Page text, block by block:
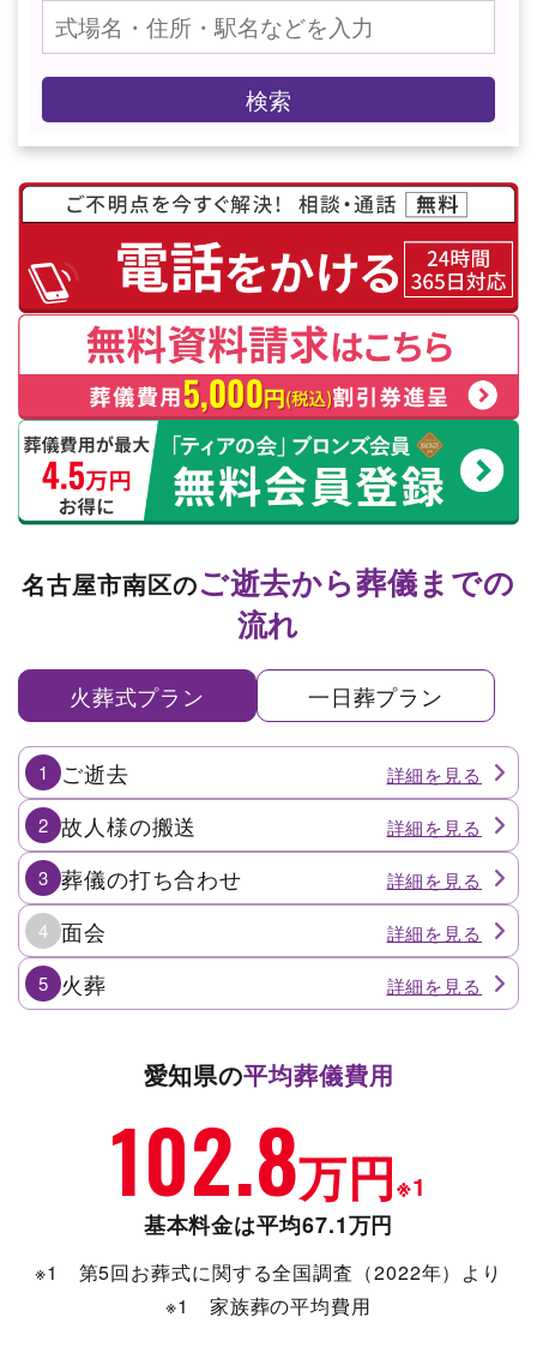
名古屋市南区のご逝去から葬儀までの
流れ
火葬式プラン 一日葬プラン
1 ご逝去
2 故人様の搬送
3 葬儀の打ち合わせ
4 面会
5 火葬
愛知県の平均葬儀費用
102.8万円※1
基本料金は平均67.1万円
※1 第5回お葬式に関する全国調査（2022年）より
※1 家族葬の平均費用